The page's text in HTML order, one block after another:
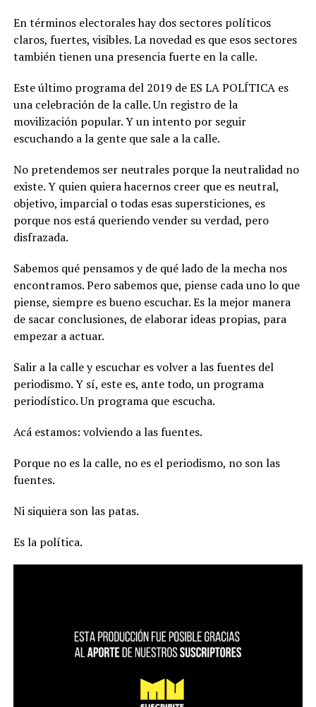
En términos electorales hay dos sectores políticos
claros, fuertes, visibles. La novedad es que esos sectores
también tienen una presencia fuerte en la calle.
Este último programa del 2019 de ES LA POLÍTICA es
una celebración de la calle. Un registro de la
movilización popular. Y un intento por seguir
escuchando a la gente que sale a la calle.
No pretendemos ser neutrales porque la neutralidad no
existe. Y quien quiera hacernos creer que es neutral,
objetivo, imparcial o todas esas supersticiones, es
porque nos está queriendo vender su verdad, pero
disfrazada.
Sabemos qué pensamos y de qué lado de la mecha nos
encontramos. Pero sabemos que, piense cada uno lo que
piense, siempre es bueno escuchar. Es la mejor manera
de sacar conclusiones, de elaborar ideas propias, para
empezar a actuar.
Salir a la calle y escuchar es volver a las fuentes del
periodismo. Y sí, este es, ante todo, un programa
periodístico. Un programa que escucha.
Acá estamos: volviendo a las fuentes.
Porque no es la calle, no es el periodismo, no son las
fuentes.
Ni siquiera son las patas.
Es la política.